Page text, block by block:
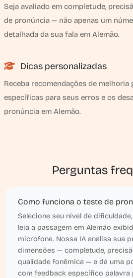
Seja avaliado em completude,
de pronúncia — não apenas um
detalhada da sua fala em Alemão.
Dicas personalizadas
Receba recomendações de melhoria
específicas para seus erros e os
pronúncia em Alemão.
Perguntas
Como funciona o teste de
Selecione seu nível de
leia a passagem em Alemão
microfone. Nossa IA analisa sua
dimensões — completude,
qualidade fonêmica — e dá uma
com feedback específico palavra